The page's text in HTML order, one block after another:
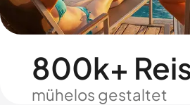
800k+
mühelos gestaltet